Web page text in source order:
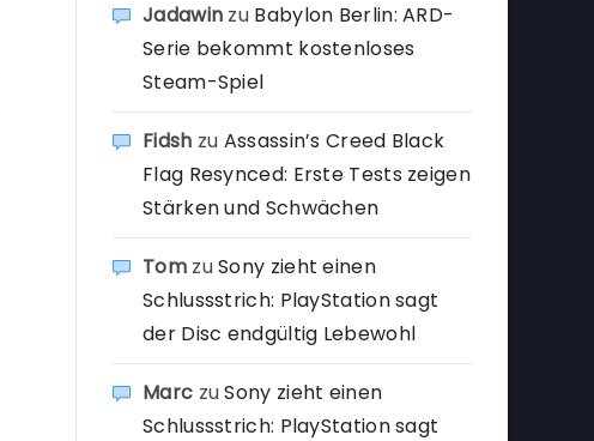
Jadawin zu Babylon Berlin: ARD-
Serie bekommt kostenloses
Steam-Spiel
Fidsh zu Assassin’s Creed Black
Flag Resynced: Erste Tests zeigen
Stärken und Schwächen
TomzuSony zieht einen
Schlussstrich: PlayStation sagt
der Disc endgültig Lebewohl
Marc zuSony zieht einen
Schlussstrich: PlayStation sagt